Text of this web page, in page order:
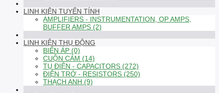
LINH KIỆN TUYẾN TÍNH
AMPLIFIERS - INSTRUMENTATION, OP AMPS,
BUFFER AMPS (2)
LINH KIỆN THỤ ĐỘNG
BIẾN ÁP (0)
CUỘN CẢM (14)
TỤ ĐIỆN - CAPACITORS (272)
ĐIỆN TRỞ - RESISTORS (250)
THẠCH ANH (9)